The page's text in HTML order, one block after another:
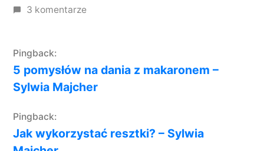
3 komentarze
Pingback:
5 pomysłów na dania z makaronem –
Sylwia Majcher
Pingback:
Jak wykorzystać resztki? – Sylwia